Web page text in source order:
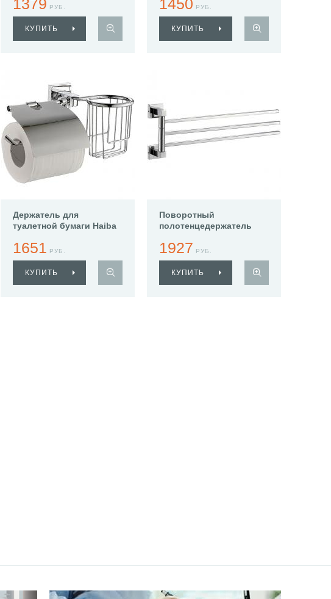
1379 РУБ.
КУПИТЬ
1450 РУБ.
КУПИТЬ
Держатель для
туалетной бумаги Haiba
1651 РУБ.
КУПИТЬ
Поворотный
полотенцедержатель
1927 РУБ.
КУПИТЬ